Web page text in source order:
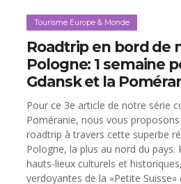
Tourisme Europe & Monde
Roadtrip en bord de
Pologne: 1 semaine
Gdansk et la
Pour ce 3e article de notre série
Poméranie, nous vous
roadtrip à travers cette superbe
Pologne, la plus au nord du pays.
hauts-lieux culturels et
verdoyantes de la «Petite